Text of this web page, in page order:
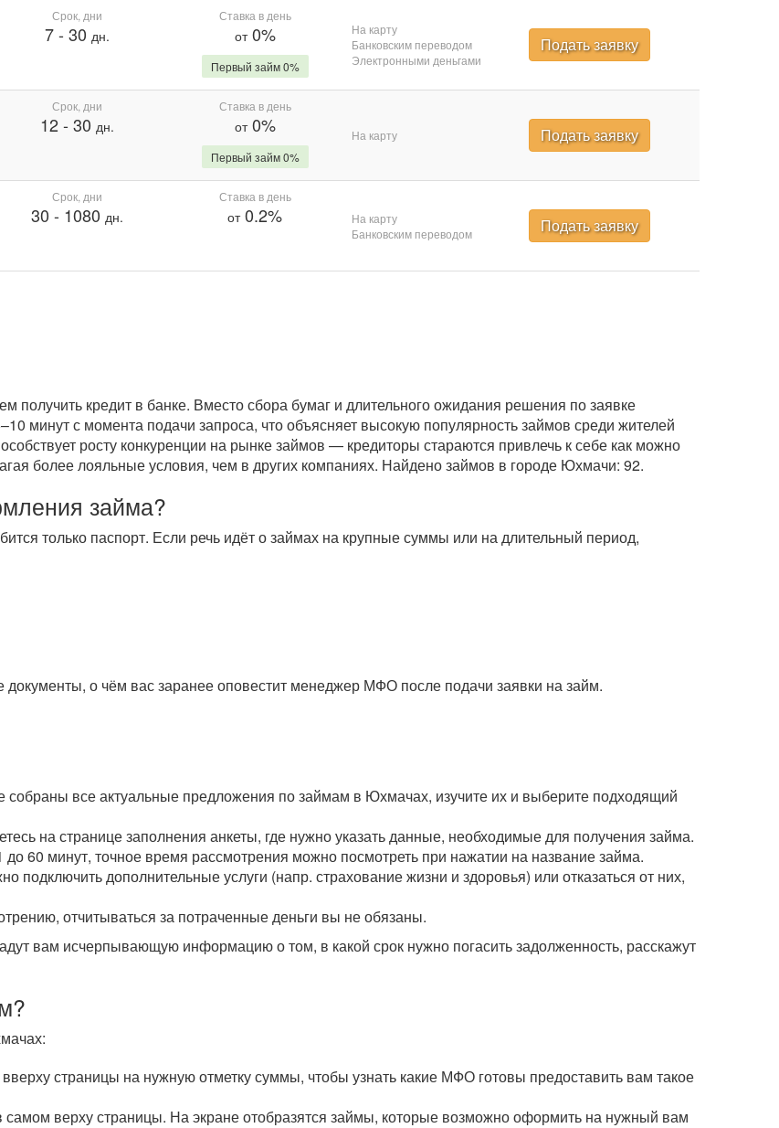
Срок, дни
7- 30 дн.
Ставка в день
от0%
Первый займ 0%
На карту
Банковским переводом
Электронными деньгами
Подать заявку
Срок, дни
12- 30 дн.
Ставка в день
от0%
Первый займ 0%
На карту Подать заявку
Срок, дни
30 - 1080 дн.
Ставка в день
от0.2%
На карту
Банковским переводом
Подать заявку
кредит в банке. Вместо сбора бумаг и длительного ожидания решения по заявке
минут с момента подачи запроса, что объясняет высокую популярность займов среди жителей
росту конкуренции на рынке займов — кредиторы стараются привлечь к себе как можно
более лояльные условия, чем в других компаниях. Найдено займов в городе Юхмачи: 92.
займа?
только паспорт. Если речь идёт о займах на крупные суммы или на длительный период,
документы, о чём вас заранее оповестит менеджер МФО после подачи заявки на займ.
собраны все актуальные предложения по займам в Юхмачах, изучите их и выберите подходящий
на странице заполнения анкеты, где нужно указать данные, необходимые для получения займа.
до 60 минут, точное время рассмотрения можно посмотреть при нажатии на название займа.
подключить дополнительные услуги (напр. страхование жизни и здоровья) или отказаться от них,
отчитываться за потраченные деньги вы не обязаны.
вам исчерпывающую информацию о том, в какой срок нужно погасить задолженность, расскажут
страницы на нужную отметку суммы, чтобы узнать какие МФО готовы предоставить вам такое
самом верху страницы. На экране отобразятся займы, которые возможно оформить на нужный вам